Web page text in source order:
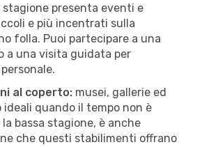
stagione presenta eventi e
e più incentrati sulla
folla. Puoi partecipare a una
a una visita guidata per
al coperto: musei, gallerie ed
quando il tempo non è
bassa stagione, è anche
che questi stabilimenti offrano